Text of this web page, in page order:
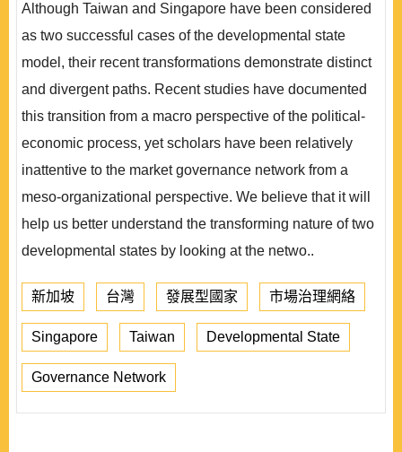
Although Taiwan and Singapore have been considered
as two successful cases of the developmental state
model, their recent transformations demonstrate distinct
and divergent paths. Recent studies have documented
this transition from a macro perspective of the political-
economic process, yet scholars have been relatively
inattentive to the market governance network from a
meso-organizational perspective. We believe that it will
help us better understand the transforming nature of two
developmental states by looking at the netwo..
新加坡 台灣 發展型國家 市場治理網絡
Singapore Taiwan Developmental State
Governance Network